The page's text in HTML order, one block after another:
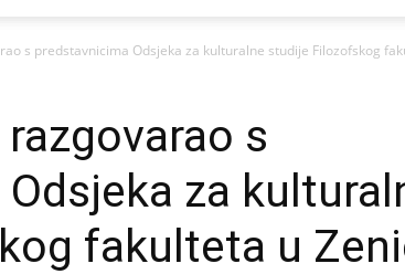
s predstavnicima Odsjeka za kulturalne studije Filozofskog
s
za
fakulteta u